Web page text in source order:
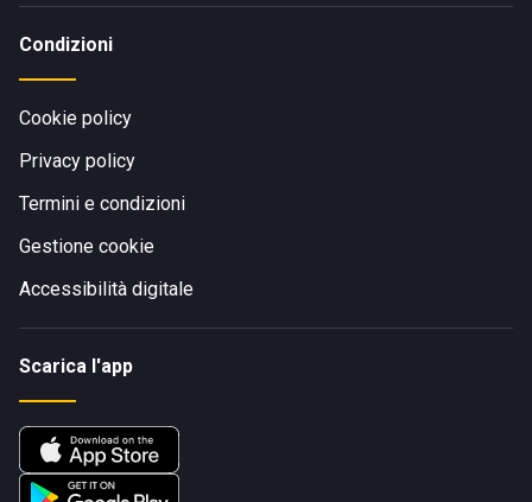
Condizioni
Cookie policy
Privacy policy
Termini e condizioni
Gestione cookie
Accessibilità digitale
Scarica l'app